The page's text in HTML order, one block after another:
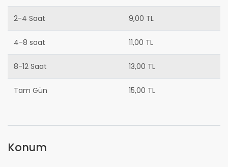
2-4 Saat 9,00 TL
4-8 saat 11,00 TL
8-12 Saat 13,00 TL
Tam Gün 15,00 TL
Konum